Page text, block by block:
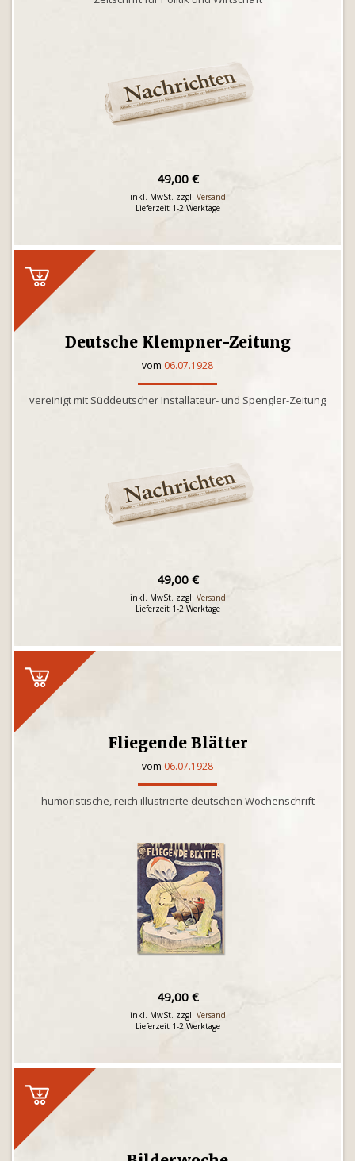
49,00 €
inkl. MwSt. zzgl. Versand
Lieferzeit 1-2 Werktage
Deutsche Klempner-Zeitung
vom 06.07.1928
vereinigt mit Süddeutscher Installateur- und Spengler-Zeitung
49,00 €
inkl. MwSt. zzgl. Versand
Lieferzeit 1-2 Werktage
Fliegende Blätter
vom 06.07.1928
humoristische, reich illustrierte deutschen Wochenschrift
49,00 €
inkl. MwSt. zzgl. Versand
Lieferzeit 1-2 Werktage